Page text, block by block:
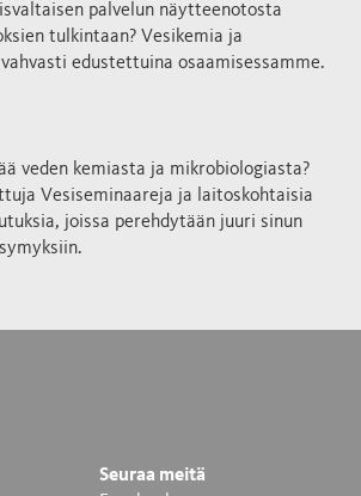
palvelun näytteenotosta
tulkintaan? Vesikemia ja
edustettuina osaamisessamme.
veden kemiasta ja mikrobiologiasta?
Vesiseminaareja ja laitoskohtaisia
joissa perehdytään juuri sinun
Seuraa meitä